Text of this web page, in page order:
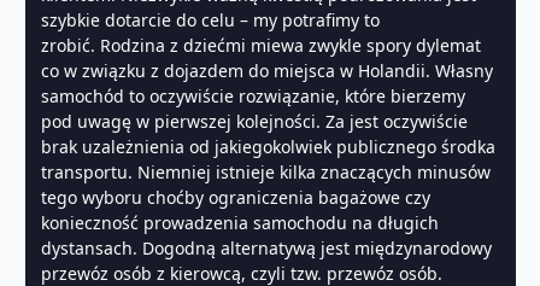
szybkie dotarcie do celu – my potrafimy to
zrobić. Rodzina z dziećmi miewa zwykle spory dylemat
co w związku z dojazdem do miejsca w Holandii. Własny
samochód to oczywiście rozwiązanie, które bierzemy
pod uwagę w pierwszej kolejności. Za jest oczywiście
brak uzależnienia od jakiegokolwiek publicznego środka
transportu. Niemniej istnieje kilka znaczących minusów
tego wyboru choćby ograniczenia bagażowe czy
konieczność prowadzenia samochodu na długich
dystansach. Dogodną alternatywą jest międzynarodowy
przewóz osób z kierowcą, czyli tzw. przewóz osób.